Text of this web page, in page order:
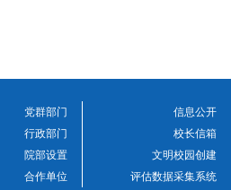
党群部门
行政部门
院部设置
合作单位
信息公开
校长信箱
文明校园创建
评估数据采集系统